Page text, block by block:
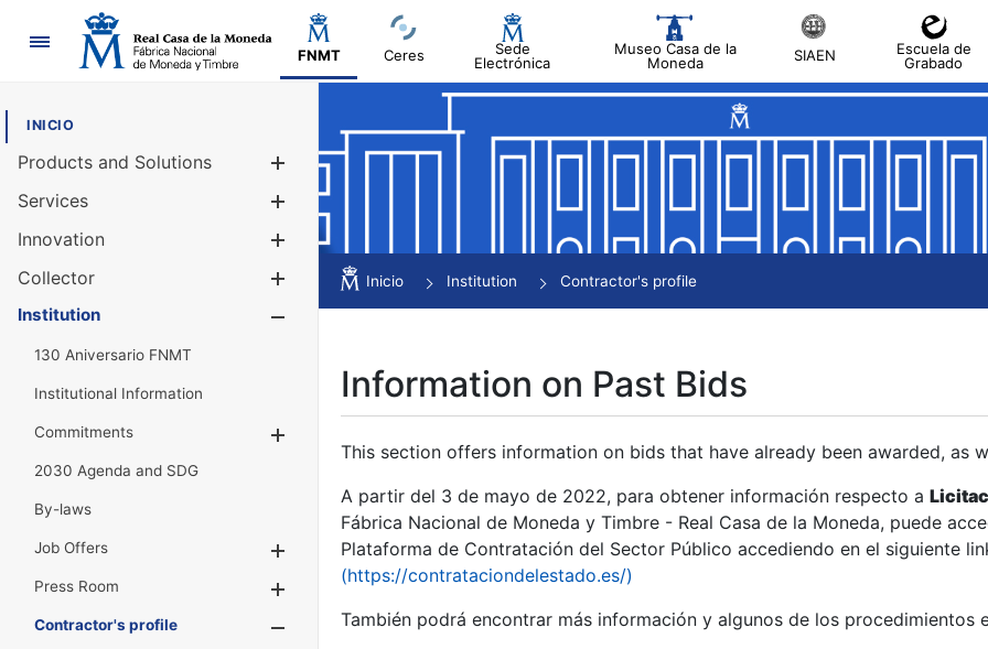
Navigation
FNMT Ceres
Sede
Electrónica
Museo Casa de la
Moneda
SIAEN
Escuela de
Grabado
INICIO
Products and Solutions
Services
Innovation
Collector
Show/Hide
Institution
130 Aniversario FNMT
Institutional Information
Commitments
2030 Agenda and SDG
By-laws
Job Offers
Show/Hide
Press Room
Show/Hide
Contractor's profile
Show/Hide
Inicio Institution Contractor's profile
Information on Past Bids
This section offers information on bids that have already been awarded, as
A partir del 3 de mayo de 2022, para obtener información respecto a
Fábrica Nacional de Moneda y Timbre - Real Casa de la Moneda, puede
Plataforma de Contratación del Sector Público accediendo en el siguiente
(https://contrataciondelestado.es/)
También podrá encontrar más información y algunos de los procedimientos